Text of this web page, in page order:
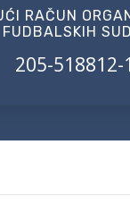
RAČUN
FUDBALSKIH
205-518812-